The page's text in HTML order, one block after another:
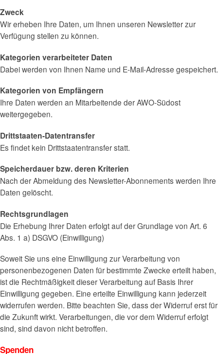
Zweck
Wir erheben Ihre Daten, um Ihnen unseren Newsletter zur
Verfügung stellen zu können.
Kategorien verarbeiteter Daten
Dabei werden von Ihnen Name und E-Mail-Adresse gespeichert.
Kategorien von Empfängern
Ihre Daten werden an Mitarbeitende der AWO-Südost
weitergegeben.
Drittstaaten-Datentransfer
Es findet kein Drittstaatentransfer statt.
Speicherdauer bzw. deren Kriterien
Nach der Abmeldung des Newsletter-Abonnements werden Ihre
Daten gelöscht.
Rechtsgrundlagen
Die Erhebung Ihrer Daten erfolgt auf der Grundlage von Art. 6
Abs. 1 a) DSGVO (Einwilligung)
Soweit Sie uns eine Einwilligung zur Verarbeitung von
personenbezogenen Daten für bestimmte Zwecke erteilt haben,
ist die Rechtmäßigkeit dieser Verarbeitung auf Basis Ihrer
Einwilligung gegeben. Eine erteilte Einwilligung kann jederzeit
widerrufen werden. Bitte beachten Sie, dass der Widerruf erst für
die Zukunft wirkt. Verarbeitungen, die vor dem Widerruf erfolgt
sind, sind davon nicht betroffen.
Spenden